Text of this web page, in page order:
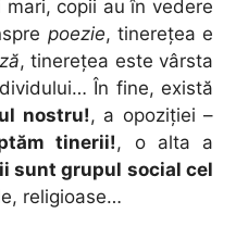
copii au în vedere
poezie, tinereţea e
, tinereţea este vârsta
În fine, există
nostru!, a opoziţiei –
tinerii!, o alta a
sunt grupul social cel
religioase…